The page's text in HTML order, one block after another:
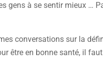
gens à se sentir mieux …
conversations sur la
être en bonne santé, il